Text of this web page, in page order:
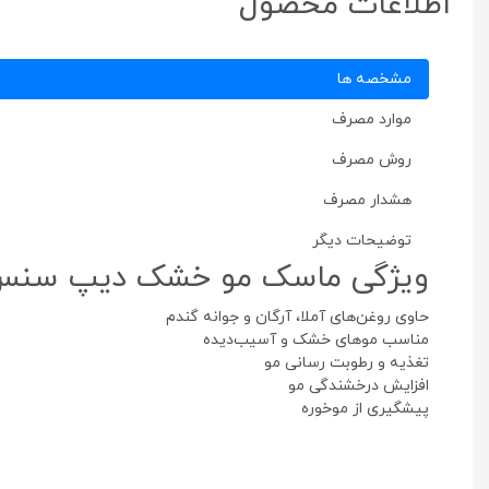
مشخصه ها
موارد مصرف
روش مصرف
هشدار مصرف
توضیحات دیگر
ویژگی ماسک مو خشک دیپ
حاوی روغن‌های آملا، آرگان و جوانه گندم
مناسب موهای خشک و آسیب‌دیده
تغذیه و رطوبت‌ رسانی مو
افزایش درخشندگی مو
پیشگیری از موخوره